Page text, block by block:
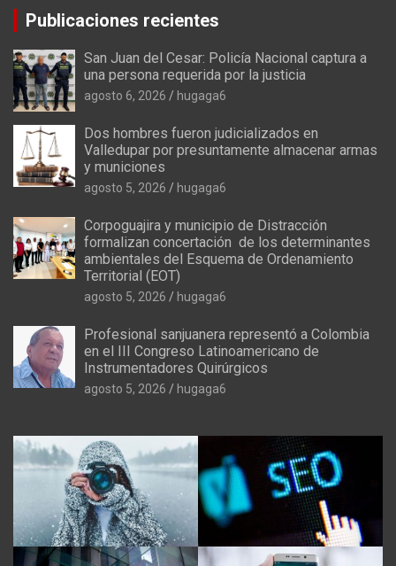
Publicaciones recientes
San Juan del Cesar: Policía Nacional captura a
una persona requerida por la justicia
agosto 6, 2026 hugaga6
Dos hombres fueron judicializados en
Valledupar por presuntamente almacenar armas
y municiones
agosto 5, 2026 hugaga6
Corpoguajira y municipio de Distracción
formalizan concertación de los determinantes
ambientales del Esquema de Ordenamiento
Territorial (EOT)
agosto 5, 2026 hugaga6
Profesional sanjuanera representó a Colombia
en el III Congreso Latinoamericano de
Instrumentadores Quirúrgicos
agosto 5, 2026 hugaga6